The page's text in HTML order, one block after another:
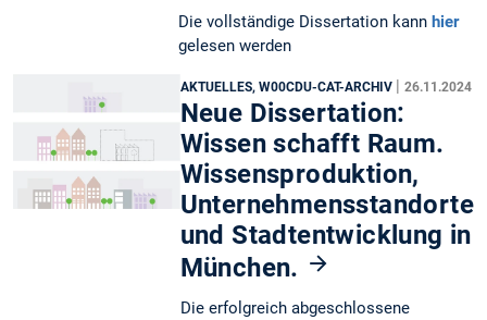
Die vollständige Dissertation kann hier
gelesen werden
AKTUELLES, W00CDU-CAT-ARCHIV 26.11.2024
Neue Dissertation:
Wissen schafft Raum.
Wissensproduktion,
Unternehmensstandorte
und Stadtentwicklung in
München.
Die erfolgreich abgeschlossene